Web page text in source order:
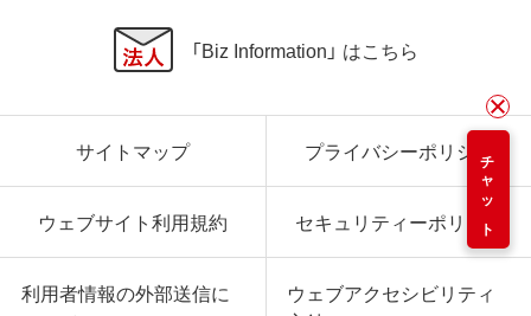
チャット
「Biz Information」 はこちら
サイトマップ プライバシーポリシー
ウェブサイト利用規約 セキュリティーポリシー
利用者情報の外部送信に
ウェブアクセシビリティ